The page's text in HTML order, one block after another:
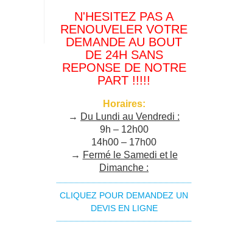
N'HESITEZ PAS A
RENOUVELER VOTRE
DEMANDE AU BOUT
DE 24H SANS
REPONSE DE NOTRE
PART !!!!!
Horaires:
→ Du Lundi au Vendredi :
9h – 12h00
14h00 – 17h00
→ Fermé le Samedi et le
Dimanche :
CLIQUEZ POUR DEMANDEZ UN
DEVIS EN LIGNE